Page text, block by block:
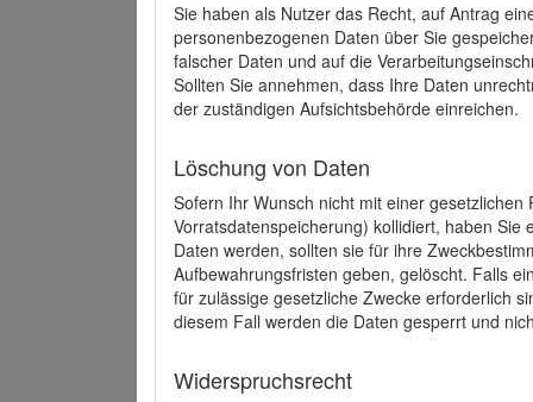
Sie haben als Nutzer das Recht, auf Antrag
personenbezogenen Daten über Sie
falscher Daten und auf die
Sollten Sie annehmen, dass Ihre Daten
der zuständigen Aufsichtsbehörde einreichen.
Löschung von Daten
Sofern Ihr Wunsch nicht mit einer
Vorratsdatenspeicherung) kollidiert, haben
Daten werden, sollten sie für ihre
Aufbewahrungsfristen geben, gelöscht. Falls
für zulässige gesetzliche Zwecke erforderlich
diesem Fall werden die Daten gesperrt und
Widerspruchsrecht